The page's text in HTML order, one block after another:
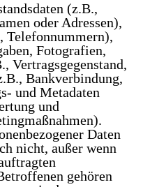
(z.B.,
oder Adressen),
Telefonnummern),
Fotografien,
Vertragsgegenstand,
Bankverbindung,
und Metadaten
und
Daten
nicht, außer wenn
gehören